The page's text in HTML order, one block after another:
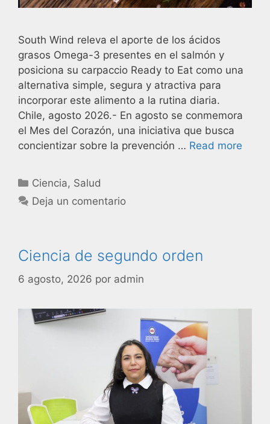
South Wind releva el aporte de los ácidos
grasos Omega-3 presentes en el salmón y
posiciona su carpaccio Ready to Eat como una
alternativa simple, segura y atractiva para
incorporar este alimento a la rutina diaria.
Chile, agosto 2026.- En agosto se conmemora
el Mes del Corazón, una iniciativa que busca
concientizar sobre la prevención … Read more
Ciencia, Salud
Deja un comentario
Ciencia de segundo orden
6 agosto, 2026 por admin